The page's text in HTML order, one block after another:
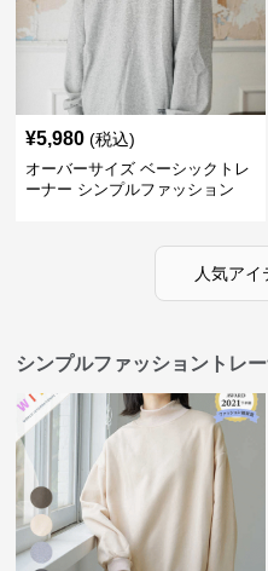
¥5,980 (税込)
オーバーサイズ ベーシックトレ
ーナー シンプルファッション
人気ア
シンプルファッショントレ